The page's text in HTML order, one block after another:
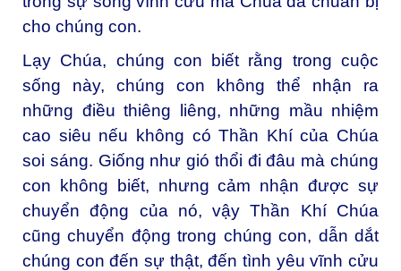
cho chúng con.
Lạy Chúa, chúng con biết rằng trong cuộc
sống này, chúng con không thể nhận ra
những điều thiêng liêng, những mầu nhiệm
cao siêu nếu không có Thần Khí của Chúa
soi sáng. Giống như gió thổi đi đâu mà chúng
con không biết, nhưng cảm nhận được sự
chuyển động của nó, vậy Thần Khí Chúa
cũng chuyển động trong chúng con, dẫn dắt
chúng con đến sự thật, đến tình yêu vĩnh cửu